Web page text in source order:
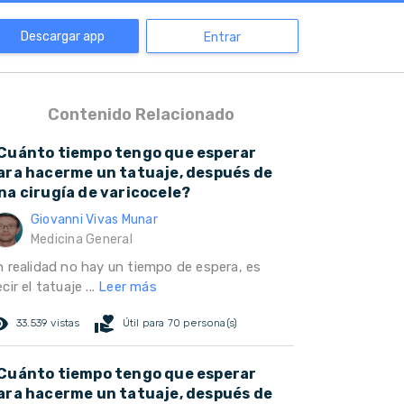
Descargar app Entrar
Contenido Relacionado
tiempo tengo que esperar
hacerme un tatuaje, después de
cirugía de varicocele?
Giovanni Vivas Munar
Medicina General
realidad no hay un tiempo de espera, es
el tatuaje ... Leer más
33.539 vistas volunteer_activism Útil para 70 persona(s)
tiempo tengo que esperar
hacerme un tatuaje, después de